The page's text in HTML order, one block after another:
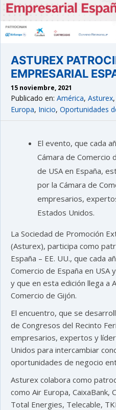
ASTUREX
EMPRESARIAL
15 noviembre, 2021
Publicado en: América, Asturex,
Europa, Inicio, Oportunidades
El evento, que cada
Cámara de Comercio
de USA en España,
por la Cámara de
empresarios,
Estados Unidos.
La Sociedad de Promoción
(Asturex), participa como
España – EE. UU., que cada
Comercio de España en USA
y que en esta edición llega a
Comercio de Gijón.
El encuentro, que se
de Congresos del Recinto
empresarios, expertos y
Unidos para intercambiar
oportunidades de negocio
Asturex colabora como
como Air Europa, CaixaBank,
Total Energies, Telecable,